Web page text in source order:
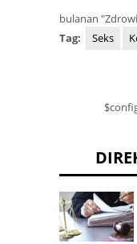
bulanan
Tag:
Seks